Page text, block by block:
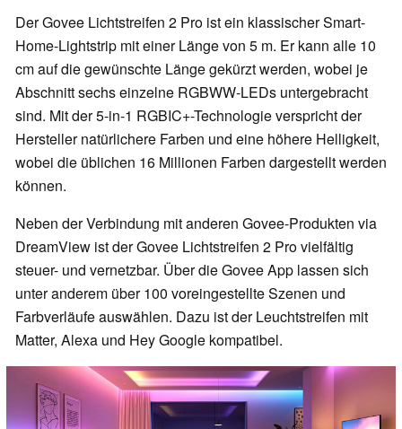
Der Govee Lichtstreifen 2 Pro ist ein klassischer Smart-
Home-Lightstrip mit einer Länge von 5 m. Er kann alle 10
cm auf die gewünschte Länge gekürzt werden, wobei je
Abschnitt sechs einzelne RGBWW-LEDs untergebracht
sind. Mit der 5-in-1 RGBIC+-Technologie verspricht der
Hersteller natürlichere Farben und eine höhere Helligkeit,
wobei die üblichen 16 Millionen Farben dargestellt werden
können.
Neben der Verbindung mit anderen Govee-Produkten via
DreamView ist der Govee Lichtstreifen 2 Pro vielfältig
steuer- und vernetzbar. Über die Govee App lassen sich
unter anderem über 100 voreingestellte Szenen und
Farbverläufe auswählen. Dazu ist der Leuchtstreifen mit
Matter, Alexa und Hey Google kompatibel.